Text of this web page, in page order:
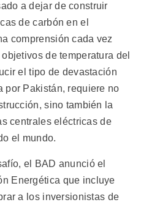
a dejar de construir
de carbón en el
comprensión cada vez
de temperatura del
el tipo de devastación
por Pakistán, requiere no
sino también la
centrales eléctricas de
el mundo.
el BAD anunció el
Energética que incluye
a los inversionistas de